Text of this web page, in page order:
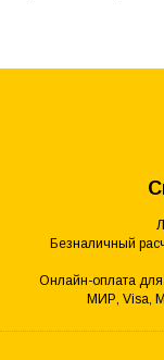
Безналичный
Онлайн-оплата для
МИР, Visa,